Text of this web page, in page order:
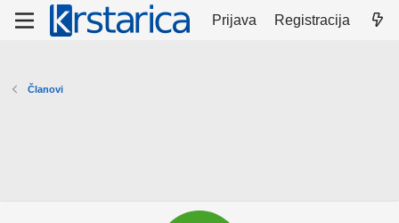
Prijava Registracija
Članovi